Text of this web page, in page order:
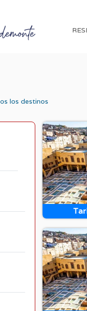
los destinos